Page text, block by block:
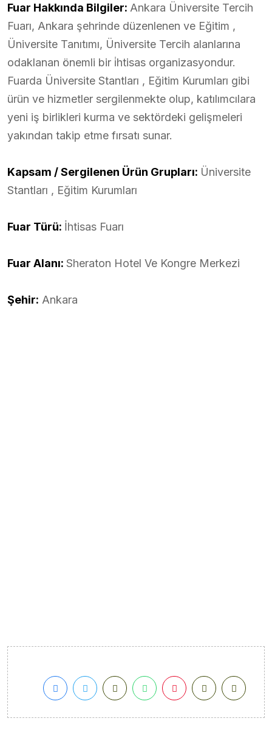
Fuar Hakkında Bilgiler: Ankara Üniversite Tercih
Fuarı, Ankara şehrinde düzenlenen ve Eğitim ,
Üniversite Tanıtımı, Üniversite Tercih alanlarına
odaklanan önemli bir i̇htisas organizasyondur.
Fuarda Üniversite Stantları , Eğitim Kurumları gibi
ürün ve hizmetler sergilenmekte olup, katılımcılara
yeni iş birlikleri kurma ve sektördeki gelişmeleri
yakından takip etme fırsatı sunar.
Kapsam / Sergilenen Ürün Grupları: Üniversite
Stantları , Eğitim Kurumları
Fuar Türü: İhtisas Fuarı
Fuar Alanı: Sheraton Hotel Ve Kongre Merkezi
Şehir: Ankara